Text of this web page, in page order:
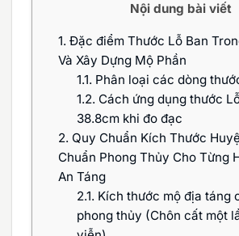
Nội dung bài viết
1. Đặc điểm Thước Lỗ Ban
Và Xây Dựng Mộ Phần
1.1. Phân loại các dòng
1.2. Cách ứng dụng thước
38.8cm khi đo đạc
2. Quy Chuẩn Kích Thước
Chuẩn Phong Thủy Cho Từng
An Táng
2.1. Kích thước mộ địa táng
phong thủy (Chôn cất một